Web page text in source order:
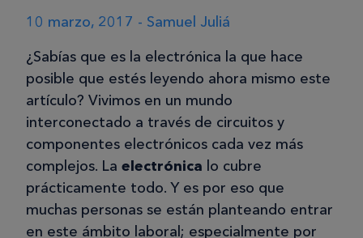
10 marzo, 2017 - Samuel Juliá
¿Sabías que es la electrónica la que hace
posible que estés leyendo ahora mismo este
artículo? Vivimos en un mundo
interconectado a través de circuitos y
componentes electrónicos cada vez más
complejos. La electrónica lo cubre
prácticamente todo. Y es por eso que
muchas personas se están planteando entrar
en este ámbito laboral; especialmente por